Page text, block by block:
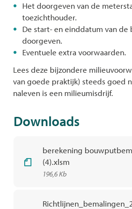
Het doorgeven van de
toezichthouder.
De start- en einddatum van de
doorgeven.
Eventuele extra voorwaarden.
Lees deze bijzondere
van goede praktijk) steeds goed
naleven is een milieumisdrijf.
Downloads
berekening
(4).xlsm
196,6 Kb